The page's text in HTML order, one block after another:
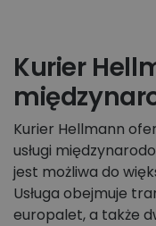
Kurier
Kurier Hellmann
usługi
jest możliwa do
Usługa obejmuje
europalet, a także